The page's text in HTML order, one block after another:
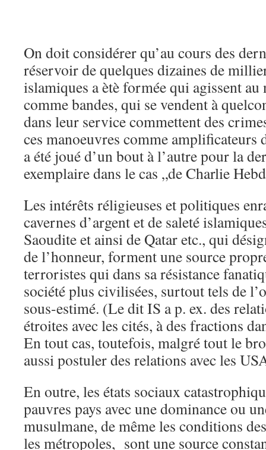
On doit considérer qu’au cours des
réservoir de quelques dizaines de
islamiques a ètè formée qui agissent
comme bandes, qui se vendent à
dans leur service commettent des
ces manoeuvres comme amplificateurs
a été joué d’un bout à l’autre pour la
exemplaire dans le cas „de Charlie
Les intérêts réligieuses et politiques
cavernes d’argent et de saleté
Saoudite et ainsi de Qatar etc., qui
de l’honneur, forment une source
terroristes qui dans sa résistance
société plus civilisées, surtout tels de
sous-estimé. (Le dit IS a p. ex. des
étroites avec les cités, à des fractions
En tout cas, toutefois, malgré tout le
aussi postuler des relations avec les
En outre, les états sociaux
pauvres pays avec une dominance ou
musulmane, de même les conditions
les métropoles, sont une source